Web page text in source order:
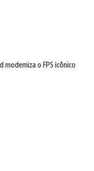
moderniza o FPS icônico